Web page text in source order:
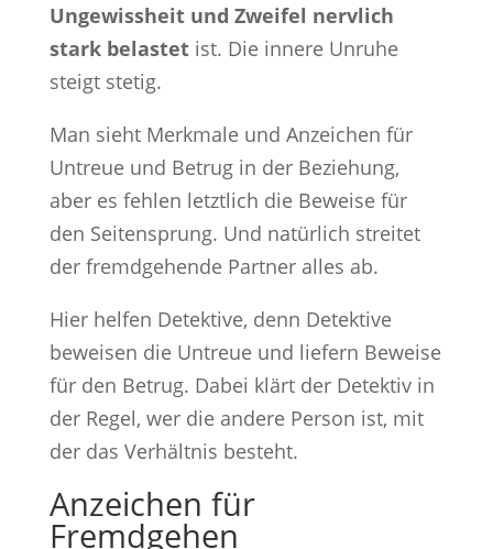
Ungewissheit und Zweifel nervlich
stark belastetist. Die innere Unruhe
steigt stetig.
Man sieht Merkmale und Anzeichen für
Untreue und Betrug in der Beziehung,
aber es fehlen letztlich die Beweise für
den Seitensprung. Und natürlich streitet
der fremdgehende Partner alles ab.
Hier helfen Detektive, denn Detektive
beweisen die Untreue und liefern Beweise
für den Betrug. Dabei klärt der Detektiv in
der Regel, wer die andere Person ist, mit
der das Verhältnis besteht.
Anzeichen für
Fremdgehen